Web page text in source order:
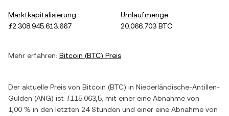
Marktkapitalisierung
ƒ2.308.945.613.667
Umlaufmenge
20.066.703 BTC
Mehr erfahren: Bitcoin (BTC) Preis
Der aktuelle Preis von Bitcoin (BTC) in Niederländische-Antillen-
Gulden (ANG) ist ƒ115.063,5 , mit einer eine Abnahme von
1,00 % in den letzten 24 Stunden und einer eine Abnahme von